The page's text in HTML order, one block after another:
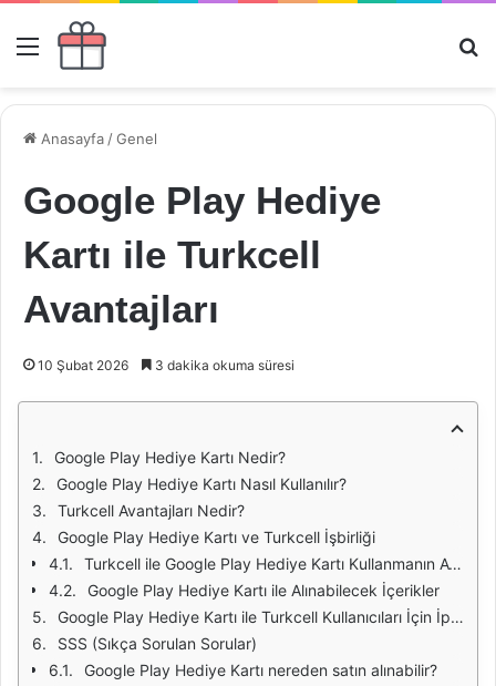
Menü
Anasayfa /Genel
Google Play Hediye
Kartı ile Turkcell
Avantajları
10 Şubat 2026 3 dakika okuma süresi
Google Play Hediye Kartı Nedir?
Google Play Hediye Kartı Nasıl Kullanılır?
Turkcell Avantajları Nedir?
Google Play Hediye Kartı ve Turkcell İşbirliği
Turkcell ile Google Play Hediye Kartı Kullanmanın Avantajları
Google Play Hediye Kartı ile Alınabilecek İçerikler
Google Play Hediye Kartı ile Turkcell Kullanıcıları İçin İpuçları
SSS (Sıkça Sorulan Sorular)
Google Play Hediye Kartı nereden satın alınabilir?